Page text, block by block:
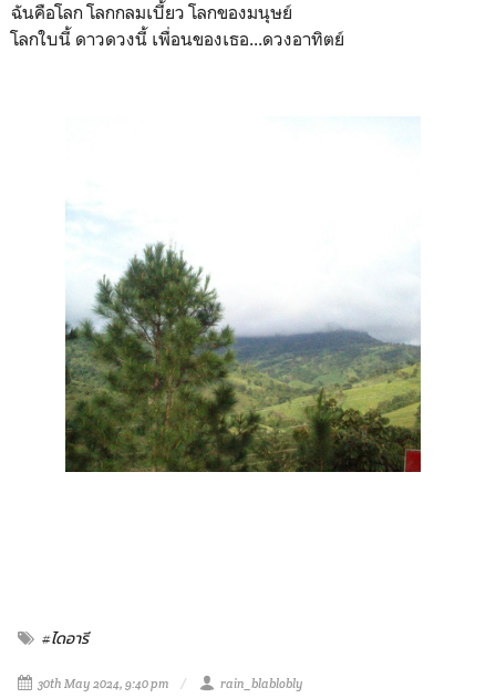
ฉันคือโลก โลกกลมเบี้ยว โลกของมนุษย์
โลกใบนี้ ดาวดวงนี้ เพื่อนของเธอ...ดวงอาทิตย์
#ไดอารี
30th May 2024, 9:40 pm rain_blablobly